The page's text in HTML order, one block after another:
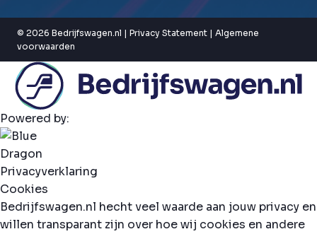
© 2026 Bedrijfswagen.nl | Privacy Statement | Algemene
voorwaarden
Powered by:
Privacyverklaring
Cookies
Bedrijfswagen.nl hecht veel waarde aan jouw privacy en
willen transparant zijn over hoe wij cookies en andere